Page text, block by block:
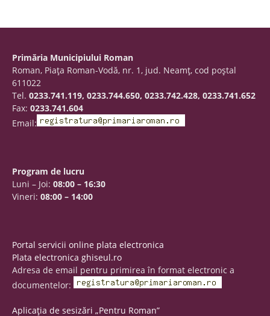
Primăria Municipiului Roman
Roman, Piaţa Roman-Vodă, nr. 1, jud. Neamţ, cod poştal
611022
Tel. 0233.741.119, 0233.744.650, 0233.742.428, 0233.741.652
Fax: 0233.741.604
Email:
Program de lucru
Luni – Joi: 08:00 – 16:30
Vineri: 08:00 – 14:00
Portal servicii online plata electronica
Plata electronica ghiseul.ro
Adresa de email pentru primirea în format electronic a
documentelor:
Aplicația de sesizări „Pentru Roman”